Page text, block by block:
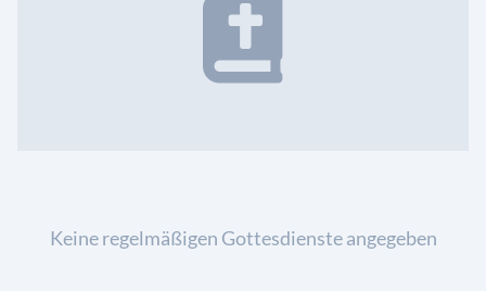
Keine regelmäßigen Gottesdienste angegeben